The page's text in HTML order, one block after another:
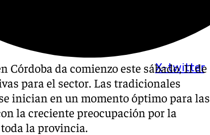
X-twitter
Córdoba da comienzo este sábado, 11 de
para el sector. Las tradicionales
inician en un momento óptimo para las
la creciente preocupación por la
toda la provincia.